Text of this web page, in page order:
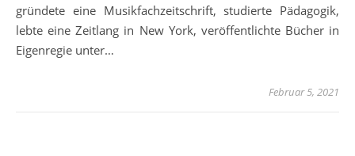
gründete eine Musikfachzeitschrift, studierte Pädagogik,
lebte eine Zeitlang in New York, veröffentlichte Bücher in
Eigenregie unter…
Februar 5, 2021